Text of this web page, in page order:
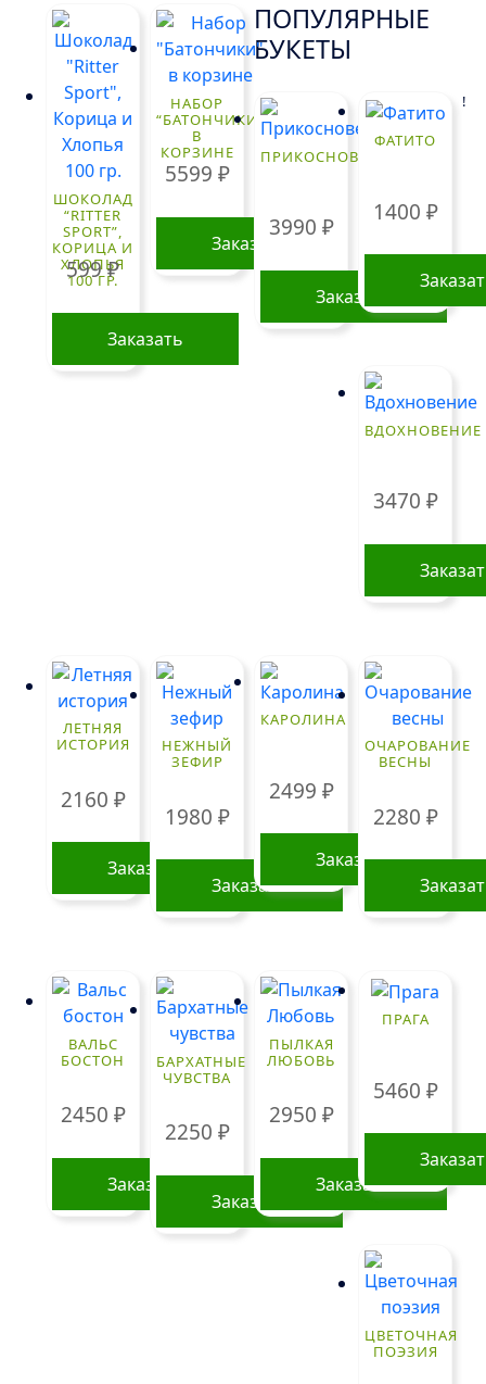
ШОКОЛАД
“RITTER
SPORT”,
КОРИЦА И
ХЛОПЬЯ
100 ГР.
599₽
Заказать
НАБОР
“БАТОНЧИКИ”
В
КОРЗИНЕ
5599 ₽
Заказать
ПОПУЛЯРНЫЕ
БУКЕТЫ
ПРИКОСНОВЕНИЕ
3990 ₽
Заказать
ФАТИТО
1400 ₽
ВДОХНОВЕНИЕ
3470 ₽
ЛЕТНЯЯ
ИСТОРИЯ
2160 ₽
Заказать
НЕЖНЫЙ
ЗЕФИР
1980 ₽
Заказать
КАРОЛИНА
2499 ₽
Заказать
ОЧАРОВАНИЕ
ВЕСНЫ
2280 ₽
ВАЛЬС
БОСТОН
2450 ₽
Заказать
БАРХАТНЫЕ
ЧУВСТВА
2250 ₽
Заказать
ПЫЛКАЯ
ЛЮБОВЬ
2950 ₽
Заказать
ПРАГА
5460 ₽
ЦВЕТОЧНАЯ
ПОЭЗИЯ
!